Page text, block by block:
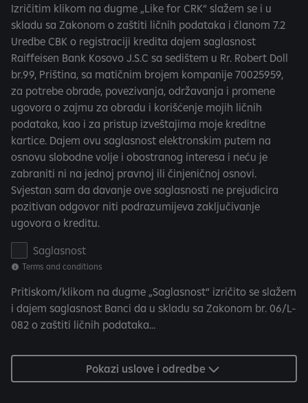
m
s
a
n
d
c
o
n
d
i
t
i
o
n
s
Izričitim klikom na dugme „Like for CRK“ slažem se i u
skladu sa Zakonom o zaštiti ličnih podataka i članom 7.2
Uredbe CBK o registraciji kredita dajem saglasnost
Raiffeisen Bank Kosovo J.S.C sa sedištem u Rr. Robert Doll
br.99, Priština, sa matičnim brojem kompanije 70025959,
za potrebe obrade, povezivanja, održavanja i promene
ugovora o zajmu za obradu i korišćenje mojih ličnih
podataka, kao i za pristup izveštajima moje kreditne
kartice. Dajem ovu saglasnost elektronskim putem na
osnovu slobodne volje i obostranog interesa i neću je
zabraniti ni na jednoj pravnoj ili činjeničnoj osnovi.
Svjestan sam da davanje ove saglasnosti ne prejudicira
pozitivan odgovor niti podrazumijeva zaključivanje
ugovora o kreditu.
e
m
s
a
c
Saglasnost
Terms and conditions
Pritiskom/klikom na dugme „Saglasnost“ izričito se slažem
i dajem saglasnost Banci da u skladu sa Zakonom br. 06/L-
082 o zaštiti ličnih podataka...
Pokazi uslove i odredbe